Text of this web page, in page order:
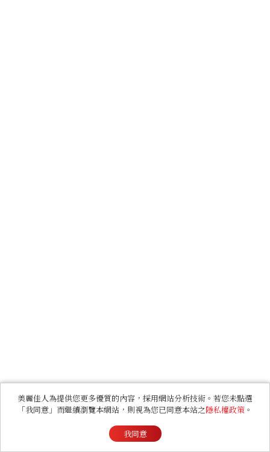
美麗佳人為提供您更多優質的內容，採用網站分析技術。若您未點選
「我同意」而繼續瀏覽本網站，則視為您已同意本站之隱私權政策 。
我同意